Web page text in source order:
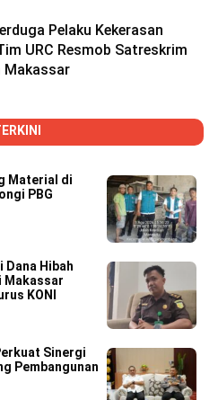
Pelaku Kekerasan
URC Resmob Satreskrim
Makassar
Material di
PBG
Dana Hibah
Makassar
KONI
Sinergi
Pembangunan